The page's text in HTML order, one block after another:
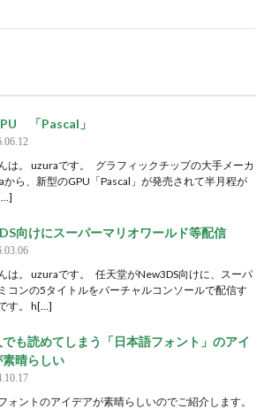
「Pascal」
は。 uzuraです。 グラフィックチップの大手メーカ
から、新型のGPU「Pascal」が発売されて半月程が
向けにスーパーマリオワールド等配信
は。 uzuraです。 任天堂がNew3DS向けに、スーパ
コンの5タイトルをバーチャルコンソールで配信す
す。 h[…]
も読めてしまう「日本語フォント」のアイ
晴らしい
ォントのアイデアが素晴らしいのでご紹介します。